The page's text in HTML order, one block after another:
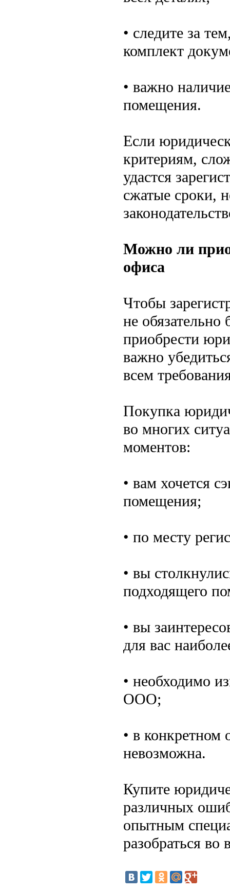
• следите за
комплект
• важно
помещения.
Если
критериям,
удастся
сжатые сроки,
Можно ли
офиса
Чтобы
не
приобрести
важно
всем
Покупка
во многих
моментов:
• вам хочется
помещения;
• по месту
• вы
подходящего
• вы
для вас
• необходимо
ООО;
• в конкретном
невозможна.
Купите
различных
опытным
разобраться во